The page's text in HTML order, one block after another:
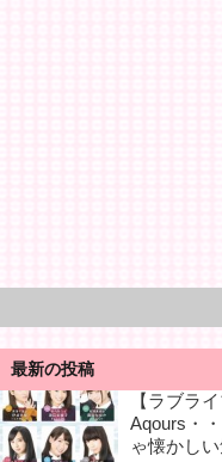
最新の投稿
【ラブラ
Aqours・
ゃ懐かし